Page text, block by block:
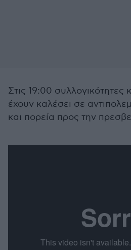
Στις 19:00 συλλογικότητες
έχουν καλέσει σε
και πορεία προς την